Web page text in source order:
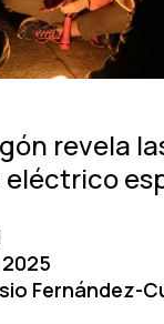
revela
eléctrico
Fernández-